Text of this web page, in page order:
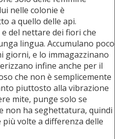
nelle colonie è
a quello delle api.
del nettare dei fiori che
lingua. Accumulano poco
giorni, e lo immagazzinano
infine anche per il
che non è semplicemente
piuttosto alla vibrazione
mite, punge solo se
non ha seghettatura, quindi
volte a differenza delle